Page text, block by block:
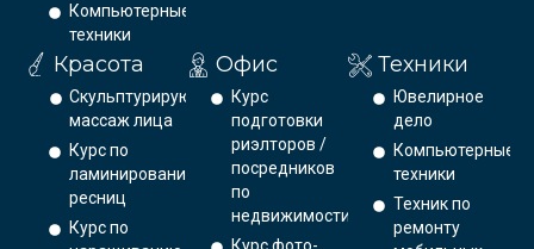
Компьютерные
техники
Красота
Скульптурирующий
массаж лица
Курс по
ламинированию
ресниц
Курс по
Офис
Курс
подготовки
риэлторов /
посредников
по
недвижимости
Техники
Ювелирное
дело
Компьютерные
техники
Техник по
ремонту